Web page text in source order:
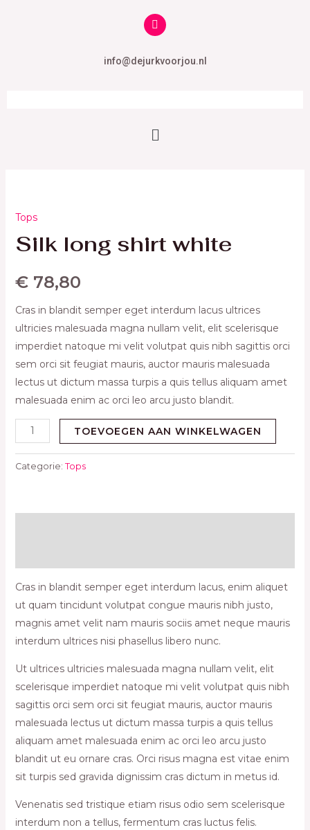
info@dejurkvoorjou.nl
Tops
Silk long shirt white
€78,80
Cras in blandit semper eget interdum lacus ultrices
ultricies malesuada magna nullam velit, elit scelerisque
imperdiet natoque mi velit volutpat quis nibh sagittis orci
sem orci sit feugiat mauris, auctor mauris malesuada
lectus ut dictum massa turpis a quis tellus aliquam amet
malesuada enim ac orci leo arcu justo blandit.
TOEVOEGEN AAN WINKELWAGEN
Categorie: Tops
Cras in blandit semper eget interdum lacus, enim aliquet
ut quam tincidunt volutpat congue mauris nibh justo,
magnis amet velit nam mauris sociis amet neque mauris
interdum ultrices nisi phasellus libero nunc.
Ut ultrices ultricies malesuada magna nullam velit, elit
scelerisque imperdiet natoque mi velit volutpat quis nibh
sagittis orci sem orci sit feugiat mauris, auctor mauris
malesuada lectus ut dictum massa turpis a quis tellus
aliquam amet malesuada enim ac orci leo arcu justo
blandit ut eu ornare cras. Orci risus magna est vitae enim
sit turpis sed gravida dignissim cras dictum in metus id.
Venenatis sed tristique etiam risus odio sem scelerisque
interdum non a tellus, fermentum cras luctus felis.